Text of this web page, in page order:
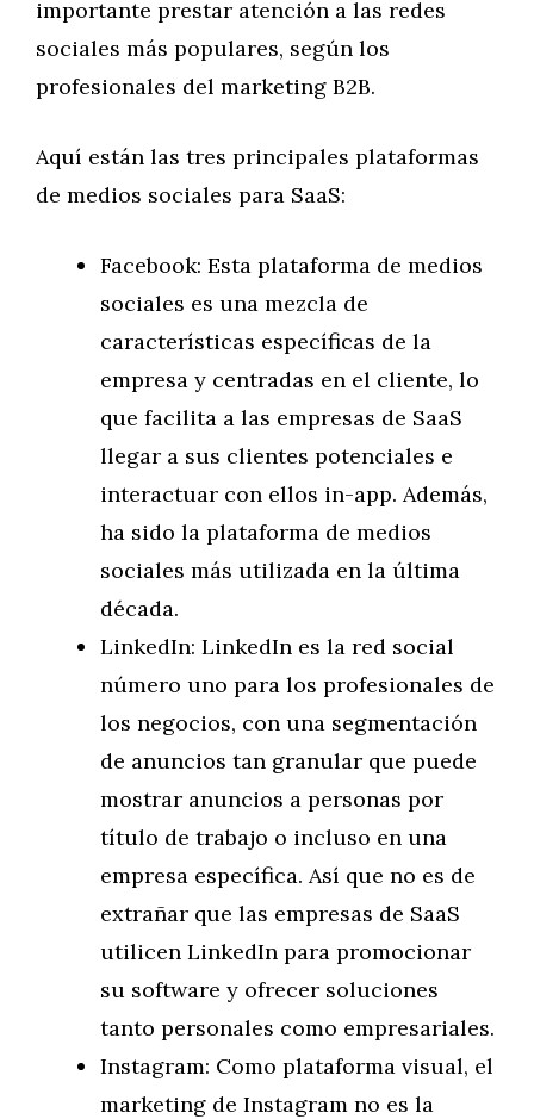
importante prestar atención a las redes
sociales más populares, según los
profesionales del marketing B2B.
Aquí están las tres principales plataformas
de medios sociales para SaaS:
Facebook: Esta plataforma de medios
sociales es una mezcla de
características específicas de la
empresa y centradas en el cliente, lo
que facilita a las empresas de SaaS
llegar a sus clientes potenciales e
interactuar con ellos in-app. Además,
ha sido la plataforma de medios
sociales más utilizada en la última
década.
LinkedIn: LinkedIn es la red social
número uno para los profesionales de
los negocios, con una segmentación
de anuncios tan granular que puede
mostrar anuncios a personas por
título de trabajo o incluso en una
empresa específica. Así que no es de
extrañar que las empresas de SaaS
utilicen LinkedIn para promocionar
su software y ofrecer soluciones
tanto personales como empresariales.
Instagram: Como plataforma visual, el
marketing de Instagram no es la